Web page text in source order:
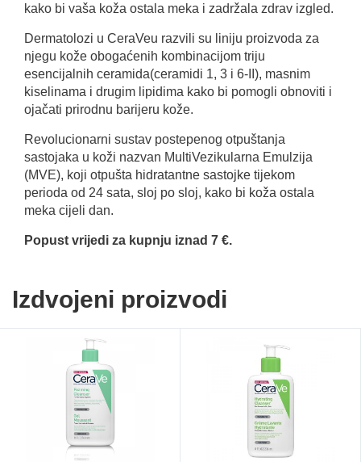
kako bi vaša koža ostala meka i zadržala zdrav izgled.
Dermatolozi u CeraVeu razvili su liniju proizvoda za
njegu kože obogaćenih kombinacijom triju
esencijalnih ceramida(ceramidi 1, 3 i 6-II), masnim
kiselinama i drugim lipidima kako bi pomogli obnoviti i
ojačati prirodnu barijeru kože.
Revolucionarni sustav postepenog otpuštanja
sastojaka u koži nazvan MultiVezikularna Emulzija
(MVE), koji otpušta hidratantne sastojke tijekom
perioda od 24 sata, sloj po sloj, kako bi koža ostala
meka cijeli dan.
Popust vrijedi za kupnju iznad 7 €.
Izdvojeni proizvodi